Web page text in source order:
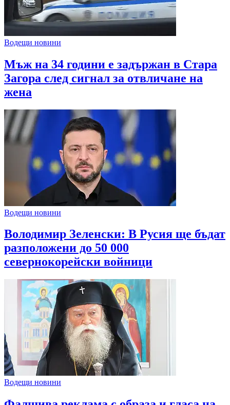
Водещи новини
Мъж на 34 години е задържан в Стара
Загора след сигнал за отвличане на
жена
Водещи новини
Володимир Зеленски: В Русия ще бъдат
разположени до 50 000
севернокорейски войници
Водещи новини